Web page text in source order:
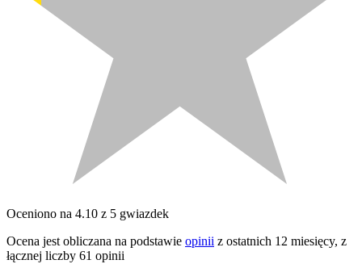
Oceniono na 4.10 z 5 gwiazdek
Ocena jest obliczana na podstawie opinii z ostatnich 12 miesięcy, z
łącznej liczby 61 opinii